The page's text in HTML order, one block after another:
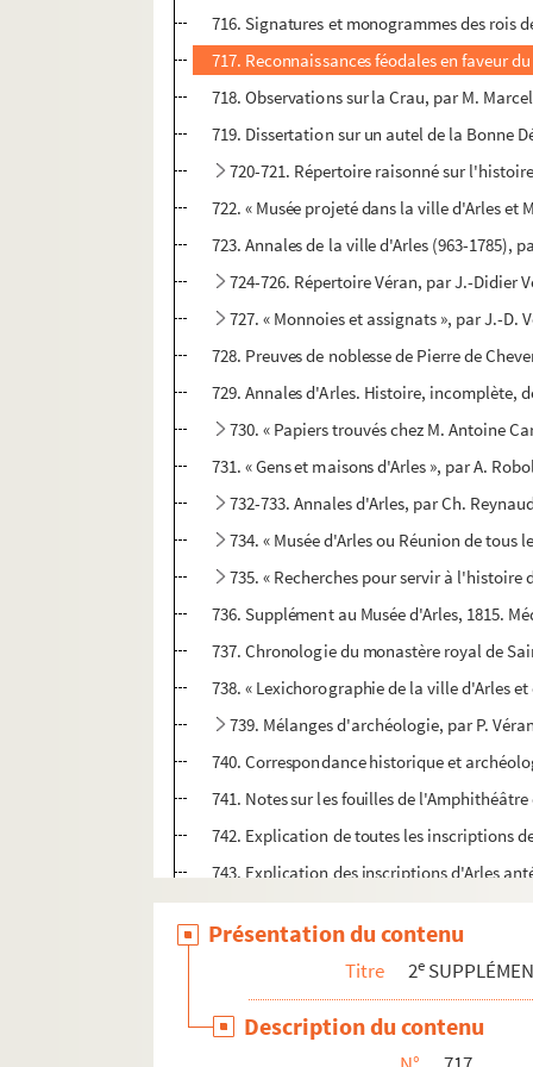
716. Signatures et monogrammes des rois
717. Reconnaissances féodales en faveur
718. Observations sur la Crau, par M.
719. Dissertation sur un autel de la Bonne
720-721. Répertoire raisonné sur
722. « Musée projeté dans la ville d'Arles
723. Annales de la ville d'Arles (963-1785),
724-726. Répertoire Véran, par J.-Didier
727. « Monnoies et assignats », par J.-D.
728. Preuves de noblesse de Pierre de
729. Annales d'Arles. Histoire, incomplète,
730. « Papiers trouvés chez M. Antoine
731. « Gens et maisons d'Arles », par A.
732-733. Annales d'Arles, par Ch.
734. « Musée d'Arles ou Réunion de
735. « Recherches pour servir à l'histoire
736. Supplément au Musée d'Arles, 1815.
737. Chronologie du monastère royal de
738. « Lexichorographie de la ville d'Arles
739. Mélanges d'archéologie, par P.
740. Correspondance historique et
741. Notes sur les fouilles de
742. Explication de toutes les inscriptions
743. Explication des inscriptions d'Arles
744. Antiquités d'Arles, par un auteur
745. « Traitté de Barthole, iurisconsulte,
746. Supplément pour l'histoire et les
747. Dissertation sur la fondation de la
748. Correspondance d'A.-L. Millin, de
Présentation du contenu
Titre 2e
Description du contenu